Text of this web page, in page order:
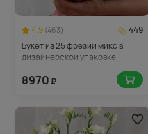
4.9 (463)
449
Букет из 25 фрезий микс в
дизайнерской упаковке
8970 ₽